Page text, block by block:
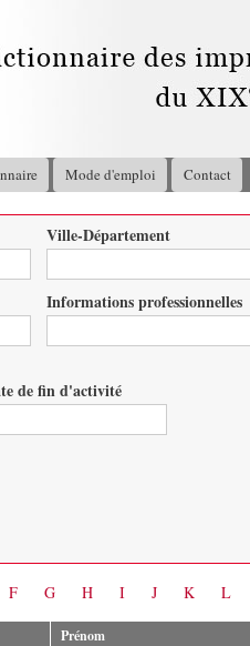
Mode d'emploi Contact
Ville-Département
Informations professionnelles
de fin d'activité
F G H I J K L
Prénom